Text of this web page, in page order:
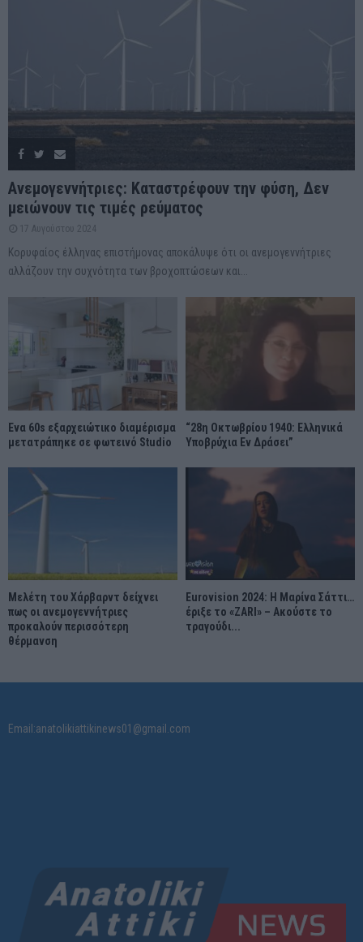
Ανεμογεννήτριες: Καταστρέφουν την φύση, Δεν
μειώνουν τις τιμές ρεύματος
17 Αυγούστου 2024
Κορυφαίος έλληνας επιστήμονας αποκάλυψε ότι οι ανεμογεννήτριες
αλλάζουν την συχνότητα των βροχοπτώσεων και...
Ένα 60s εξαρχειώτικο διαμέρισμα
μετατράπηκε σε φωτεινό Studio
“28η Οκτωβρίου 1940: Ελληνικά
Υποβρύχια Εν Δράσει”
Μελέτη του Χάρβαρντ δείχνει
πως οι ανεμογεννήτριες
προκαλούν περισσότερη
θέρμανση
Eurovision 2024: Η Μαρίνα Σάττι…
έριξε το «ZARI» – Ακούστε το
τραγούδι...
Email:anatolikiattikinews01@gmail.com